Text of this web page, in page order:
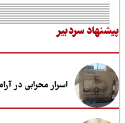
سردبیر
اسرار محرابی در